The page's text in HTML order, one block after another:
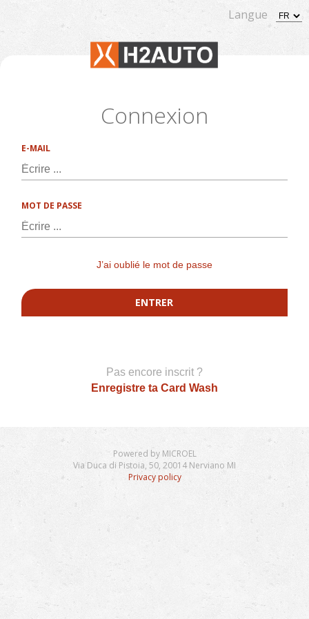
Connexion
E-MAIL
MOT DE PASSE
J’ai oublié le mot de passe
ENTRER
Pas encore inscrit ?
Enregistre ta Card Wash
Langue
Powered by MICROEL
Via Duca di Pistoia, 50, 20014 Nerviano MI
Privacy policy